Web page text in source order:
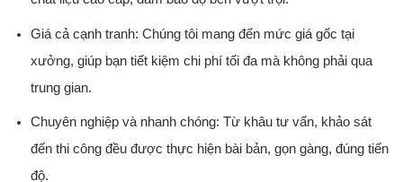
Giá cả cạnh tranh: Chúng tôi mang đến mức giá gốc tại
xưởng, giúp bạn tiết kiệm chi phí tối đa mà không phải qua
trung gian.
Chuyên nghiệp và nhanh chóng: Từ khâu tư vấn, khảo sát
đến thi công đều được thực hiện bài bản, gọn gàng, đúng tiến
độ.